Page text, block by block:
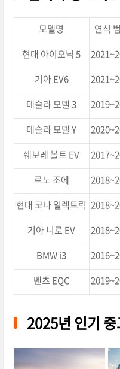
모델명 연식
현대 아이오닉 5
기아 EV6
테슬라 모델 3
테슬라 모델 Y
쉐보레 볼트 EV
르노 조에
현대 코나 일렉트릭
기아 니로 EV
BMW i3
벤츠 EQC
2025년 인기